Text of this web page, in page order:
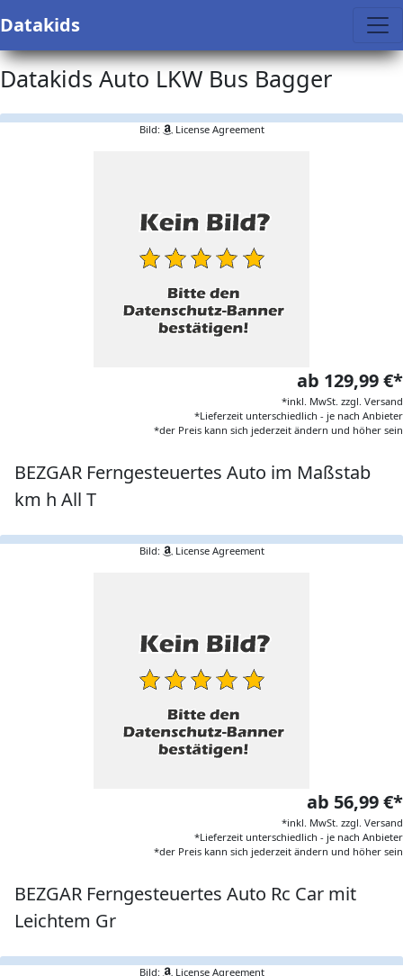
Datakids
Datakids Auto LKW Bus Bagger
Bild: License Agreement
ab 129,99 €*
*inkl. MwSt. zzgl. Versand
*Lieferzeit unterschiedlich - je nach Anbieter
*der Preis kann sich jederzeit ändern und höher sein
BEZGAR Ferngesteuertes Auto im Maßstab
km h All T
Bild: License Agreement
ab 56,99 €*
*inkl. MwSt. zzgl. Versand
*Lieferzeit unterschiedlich - je nach Anbieter
*der Preis kann sich jederzeit ändern und höher sein
BEZGAR Ferngesteuertes Auto Rc Car mit
Leichtem Gr
Bild: License Agreement